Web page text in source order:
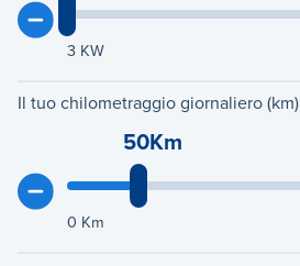
3 KW
Il tuo chilometraggio giornaliero (km)
50Km
0 Km